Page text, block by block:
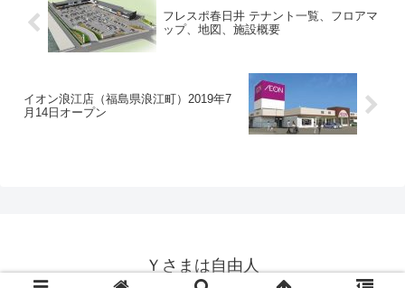
フレスポ春日井 テナント一覧、フロアマ
ップ、地図、施設概要
イオン浪江店（福島県浪江町）2019年7
月14日オープン
Ｙさまは自由人